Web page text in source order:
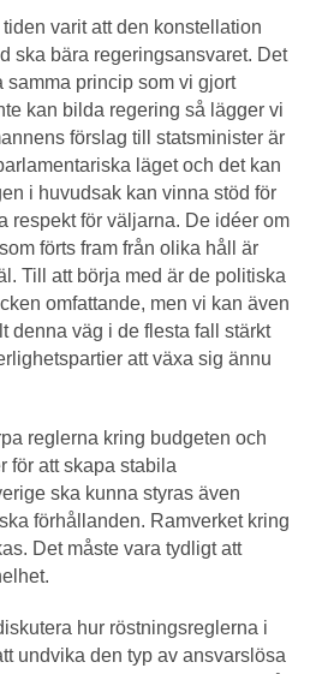
varit att den konstellation
ska bära regeringsansvaret. Det
samma princip som vi gjort
kan bilda regering så lägger vi
förslag till statsminister är
läget och det kan
i huvudsak kan vinna stöd för
respekt för väljarna. De idéer om
förts fram från olika håll är
Till att börja med är de politiska
omfattande, men vi kan även
denna väg i de flesta fall stärkt
att växa sig ännu
reglerna kring budgeten och
för att skapa stabila
ska kunna styras även
förhållanden. Ramverket kring
Det måste vara tydligt att
hur röstningsreglerna i
undvika den typ av ansvarslösa